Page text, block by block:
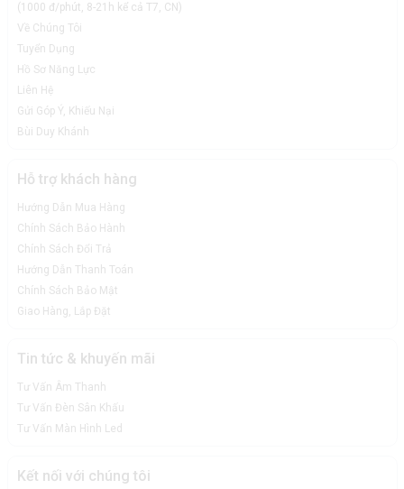
(1000 đ/phút, 8-21h kể cả T7, CN)
Về Chúng Tôi
Tuyển Dụng
Hồ Sơ Năng Lực
Liên Hệ
Gửi Góp Ý, Khiếu Nại
Bùi Duy Khánh
Hỗ trợ khách hàng
Hướng Dẫn Mua Hàng
Chính Sách Bảo Hành
Chính Sách Đổi Trả
Hướng Dẫn Thanh Toán
Chính Sách Bảo Mật
Giao Hàng, Lắp Đặt
Tin tức & khuyến mãi
Tư Vấn Âm Thanh
Tư Vấn Đèn Sân Khấu
Tư Vấn Màn Hình Led
Kết nối với chúng tôi